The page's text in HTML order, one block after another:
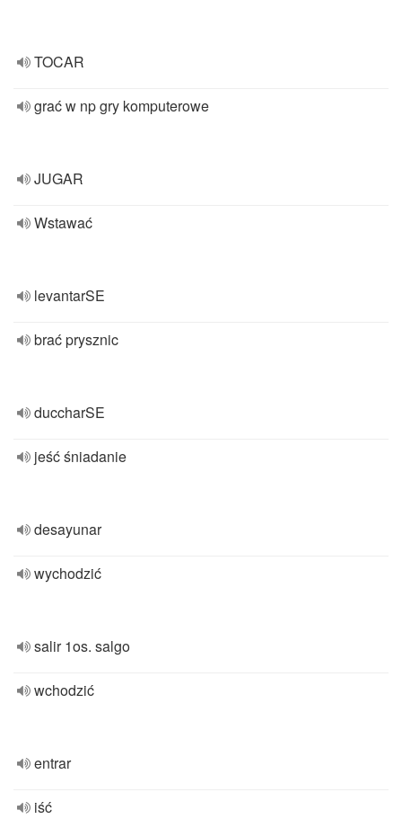
TOCAR
grać w np gry komputerowe
JUGAR
Wstawać
levantarSE
brać prysznic
duccharSE
jeść śniadanie
desayunar
wychodzić
salir 1os. salgo
wchodzić
entrar
iść